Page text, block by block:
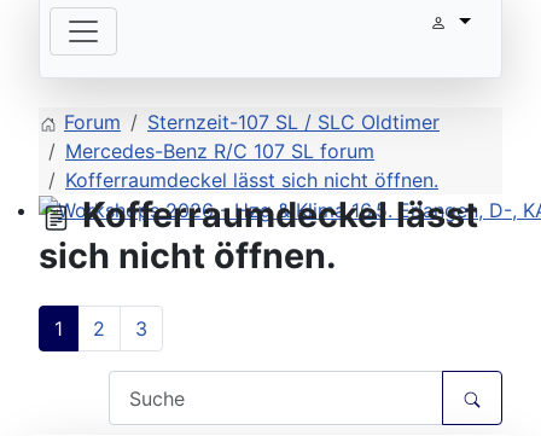
Workshops 2026 - Hzg & Klima 16.5. Erlangen, D-,
Forum
Sternzeit-107 SL / SLC Oldtimer
Mercedes-Benz R/C 107 SL forum
Kofferraumdeckel lässt sich nicht öffnen.
Kofferraumdeckel lässt
sich nicht öffnen.
1 2 3